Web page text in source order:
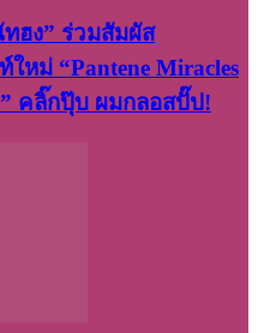
ฮง” ร่วมสัมผัส
หม่ “Pantene Miracles
คลิ๊กปุ๊บ ผมกลอสปั๊ป!